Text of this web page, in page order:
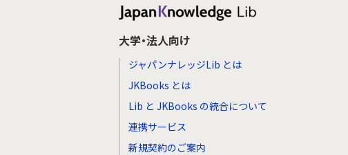
大学・法人向け
ジャパンナレッジLib とは
JKBooks とは
Lib と JKBooks の統合について
連携サービス
新規契約のご案内